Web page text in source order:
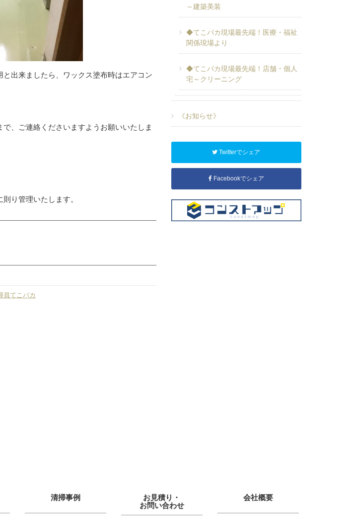
出来ましたら、ワックス塗布時はエアコン
、ご連絡くださいますようお願いいたしま
り管理いたします。
員てこパカ
～建築美装
◆てこパカ現場最先端！医療・福祉
関係現場より
◆てこパカ現場最先端！店舗・個人
宅～クリーニング
《お知らせ》
Twitterでシェア
Facebookでシェア
清掃事例
お見積り・
お問い合わせ
会社概要